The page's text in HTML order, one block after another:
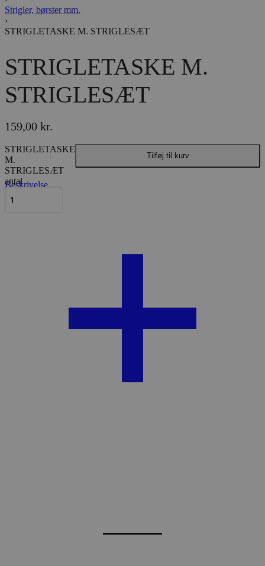
Strigler, børster mm.
›
STRIGLETASKE M. STRIGLESÆT
STRIGLETASKE M.
STRIGLESÆT
159,00 kr.
STRIGLETASKE
M.
STRIGLESÆT
antal
Tilføj til kurv
Beskrivelse